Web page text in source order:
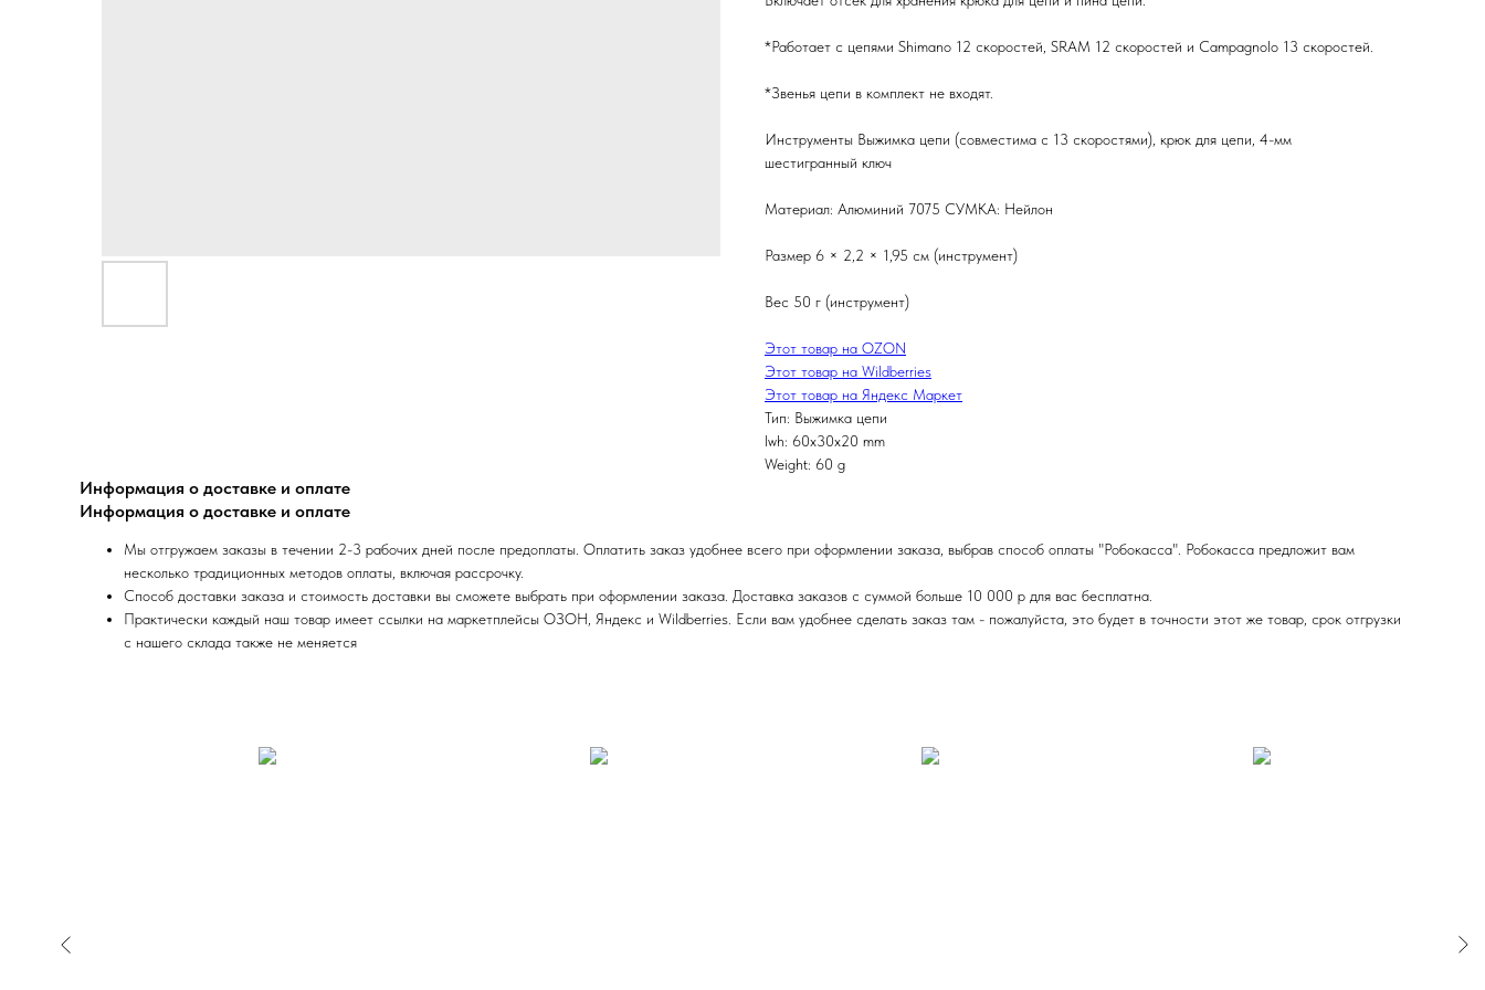
*Работает с цепями Shimano 12 скоростей, SRAM 12 скоростей и Campagnolo 13 скоростей.
*Звенья цепи в комплект не входят.
Инструменты Выжимка цепи (совместима с 13 скоростями), крюк для цепи, 4-мм
шестигранный ключ
Материал: Алюминий 7075 СУМКА: Нейлон
Размер 6 × 2,2 × 1,95 см (инструмент)
Вес 50 г (инструмент)
Этот товар на OZON
Этот товар на Wildberries
Этот товар на Яндекс Маркет
Тип: Выжимка цепи
lwh: 60x30x20 mm
Weight: 60 g
Информация о доставке и оплате
Информация о доставке и оплате
Мы отгружаем заказы в течении 2-3 рабочих дней после предоплаты. Оплатить заказ удобнее всего при оформлении заказа, выбрав способ оплаты "Робокасса". Робокасса предложит вам
несколько традиционных методов оплаты, включая рассрочку.
Способ доставки заказа и стоимость доставки вы сможете выбрать при оформлении заказа. Доставка заказов с суммой больше 10 000 р для вас бесплатна.
Практически каждый наш товар имеет ссылки на маркетплейсы ОЗОН, Яндекс и Wildberries. Если вам удобнее сделать заказ там - пожалуйста, это будет в точности этот же товар, срок отгрузки
с нашего склада также не меняется